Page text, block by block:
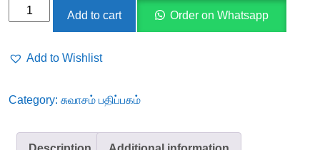
துஷ்யந்தன்
Add to cart Order on Whatsapp
Add to Wishlist
Category: சுவாசம் பதிப்பகம்